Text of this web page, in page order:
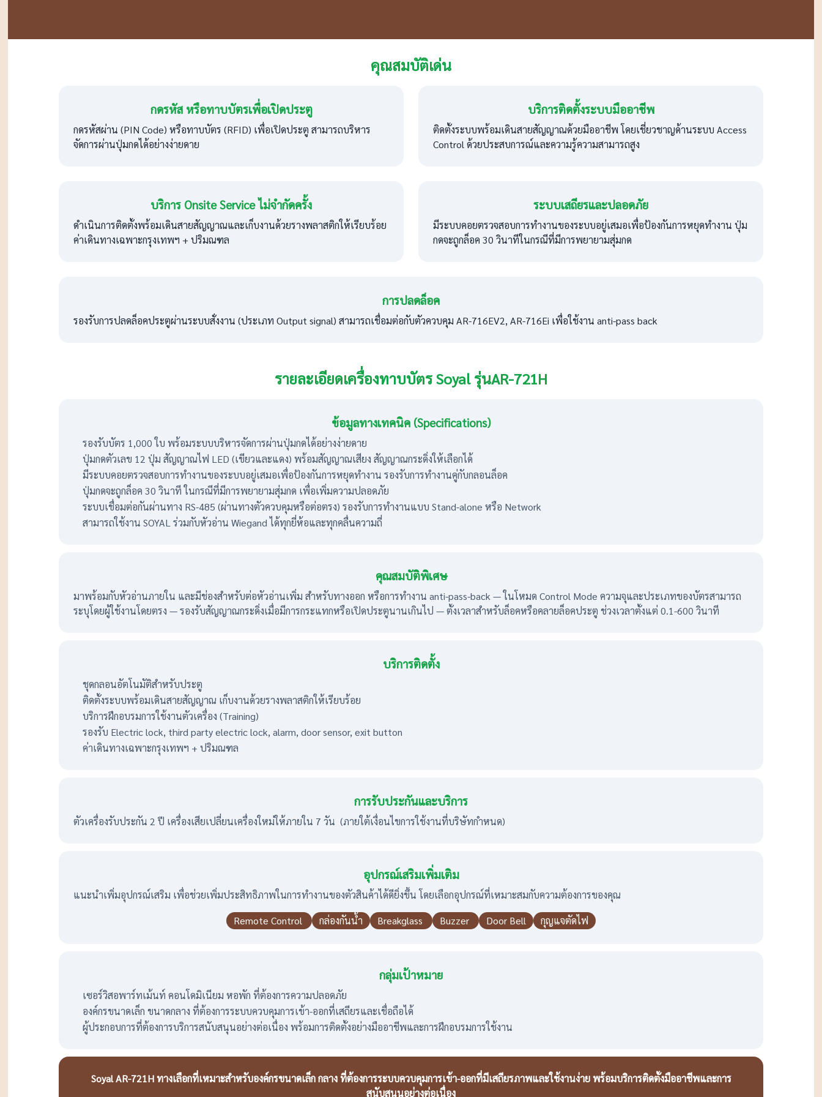
คุณสมบัติเด่น
กดรหัส หรือทาบบัตรเพื่อเปิดประตู
กดรหัสผ่าน (PIN Code) หรือทาบบัตร (RFID) เพื่อเปิดประตู สามารถบริหาร
จัดการผ่านปุ่มกดได้อย่างง่ายดาย
บริการติดตั้งระบบมืออาชีพ
ติดตั้งระบบพร้อมเดินสายสัญญาณด้วยมืออาชีพ โดยเชี่ยวชาญด้านระบบ Access
Control ด้วยประสบการณ์และความรู้ความสามารถสูง
บริการ Onsite Service ไม่จำกัดครั้ง
ดำเนินการติดตั้งพร้อมเดินสายสัญญาณและเก็บงานด้วยรางพลาสติกให้เรียบร้อย
ค่าเดินทางเฉพาะกรุงเทพฯ + ปริมณฑล
ระบบเสถียรและปลอดภัย
มีระบบคอยตรวจสอบการทำงานของระบบอยู่เสมอเพื่อป้องกันการหยุดทำงาน ปุ่ม
กดจะถูกล็อค 30 วินาทีในกรณีที่มีการพยายามสุ่มกด
การปลดล็อค
รองรับการปลดล็อคประตูผ่านระบบสั่งงาน (ประเภท Output signal) สามารถเชื่อมต่อกับตัวควบคุม AR-716EV2, AR-716Ei เพื่อใช้งาน anti-pass back
รายละเอียดเครื่องทาบบัตร Soyal รุ่นAR-721H
ข้อมูลทางเทคนิค (Specifications)
รองรับบัตร 1,000 ใบ พร้อมระบบบริหารจัดการผ่านปุ่มกดได้อย่างง่ายดาย
ปุ่มกดตัวเลข 12 ปุ่ม สัญญาณไฟ LED (เขียวและแดง) พร้อมสัญญาณเสียง สัญญาณกระดิ่งให้เลือกได้
มีระบบคอยตรวจสอบการทำงานของระบบอยู่เสมอเพื่อป้องกันการหยุดทำงาน รองรับการทำงานคู่กับกลอนล็อค
ปุ่มกดจะถูกล็อค 30 วินาที ในกรณีที่มีการพยายามสุ่มกด เพื่อเพิ่มความปลอดภัย
ระบบเชื่อมต่อกันผ่านทาง RS-485 (ผ่านทางตัวควบคุมหรือต่อตรง) รองรับการทำงานแบบ Stand-alone หรือ Network
สามารถใช้งาน SOYAL ร่วมกับหัวอ่าน Wiegand ได้ทุกยี่ห้อและทุกคลื่นความถี่
คุณสมบัติพิเศษ
มาพร้อมกับหัวอ่านภายใน และมีช่องสำหรับต่อหัวอ่านเพิ่ม สำหรับทางออก หรือการทำงาน anti-pass-back — ในโหมด Control Mode ความจุและประเภทของบัตรสามารถ
ระบุโดยผู้ใช้งานโดยตรง — รองรับสัญญาณกระดิ่งเมื่อมีการกระแทกหรือเปิดประตูนานเกินไป — ตั้งเวลาสำหรับล็อคหรือคลายล็อคประตู ช่วงเวลาตั้งแต่ 0.1-600 วินาที
บริการติดตั้ง
ชุดกลอนอัตโนมัติสำหรับประตู
ติดตั้งระบบพร้อมเดินสายสัญญาณ เก็บงานด้วยรางพลาสติกให้เรียบร้อย
บริการฝึกอบรมการใช้งานตัวเครื่อง (Training)
รองรับ Electric lock, third party electric lock, alarm, door sensor, exit button
ค่าเดินทางเฉพาะกรุงเทพฯ + ปริมณฑล
การรับประกันและบริการ
ตัวเครื่องรับประกัน 2 ปี เครื่องเสียเปลี่ยนเครื่องใหม่ให้ภายใน 7 วัน (ภายใต้เงื่อนไขการใช้งานที่บริษัทกำหนด)
อุปกรณ์เสริมเพิ่มเติม
แนะนำเพิ่มอุปกรณ์เสริม เพื่อช่วยเพิ่มประสิทธิภาพในการทำงานของตัวสินค้าได้ดียิ่งขึ้น โดยเลือกอุปกรณ์ที่เหมาะสมกับความต้องการของคุณ
Remote Control
กล่องกันน้ำ Breakglass Buzzer Door Bell กุญแจตัดไฟ
กลุ่มเป้าหมาย
เซอร์วิสอพาร์ทเม้นท์ คอนโดมิเนียม หอพัก ที่ต้องการความปลอดภัย
องค์กรขนาดเล็ก ขนาดกลาง ที่ต้องการระบบควบคุมการเข้า-ออกที่เสถียรและเชื่อถือได้
ผู้ประกอบการที่ต้องการบริการสนับสนุนอย่างต่อเนื่อง พร้อมการติดตั้งอย่างมืออาชีพและการฝึกอบรมการใช้งาน
Soyal AR-721H ทางเลือกที่เหมาะสำหรับองค์กรขนาดเล็ก กลาง ที่ต้องการระบบควบคุมการเข้า-ออกที่มีเสถียรภาพและใช้งานง่าย พร้อมบริการติดตั้งมืออาชีพและการ
สนับสนุนอย่างต่อเนื่อง